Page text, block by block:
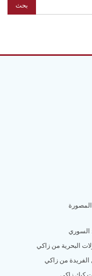
السوري
البحرية من زاكي
من زاكي